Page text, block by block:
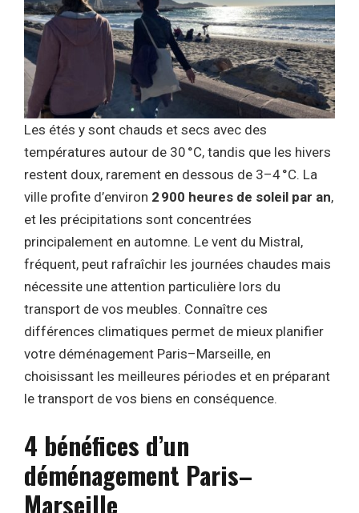
Les étés y sont chauds et secs avec des
températures autour de 30 °C, tandis que les hivers
restent doux, rarement en dessous de 3–4 °C. La
ville profite d’environ 2 900 heures de soleil par an,
et les précipitations sont concentrées
principalement en automne. Le vent du Mistral,
fréquent, peut rafraîchir les journées chaudes mais
nécessite une attention particulière lors du
transport de vos meubles. Connaître ces
différences climatiques permet de mieux planifier
votre déménagement Paris–Marseille, en
choisissant les meilleures périodes et en préparant
le transport de vos biens en conséquence.
4 bénéfices d’un
déménagement Paris–
Marseille